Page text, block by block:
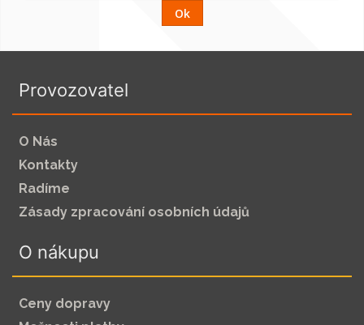
Ok
Provozovatel
O Nás
Kontakty
Radíme
Zásady zpracování osobních údajů
O nákupu
Ceny dopravy